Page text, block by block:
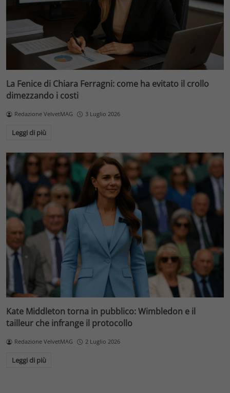
La Fenice di Chiara Ferragni: come ha evitato il crollo
dimezzando i costi
Redazione VelvetMAG 3 Luglio 2026
Leggi di più
Kate Middleton torna in pubblico: Wimbledon e il
tailleur che infrange il protocollo
Redazione VelvetMAG 2 Luglio 2026
Leggi di più